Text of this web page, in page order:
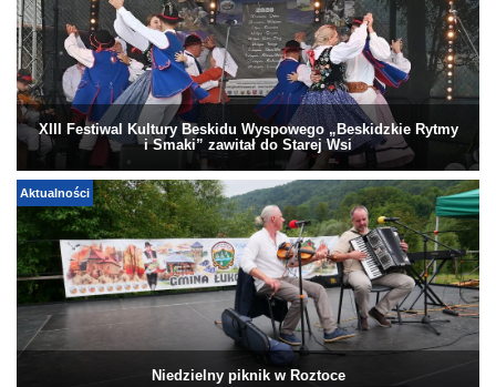
XIII Festiwal Kultury Beskidu Wyspowego „Beskidzkie Rytmy
i Smaki” zawitał do Starej Wsi
Aktualności
Niedzielny piknik w Roztoce